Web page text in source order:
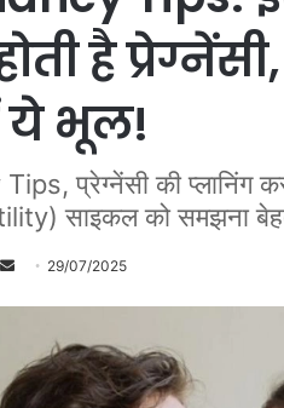
है
ये भूल!
प्रेग्नेंसी की प्लानिंग
साइकल को समझना
a
29/07/2025